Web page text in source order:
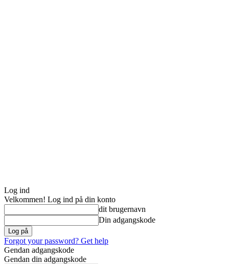
Log ind
Velkommen! Log ind på din konto
dit brugernavn
Din adgangskode
Forgot your password? Get help
Gendan adgangskode
Gendan din adgangskode